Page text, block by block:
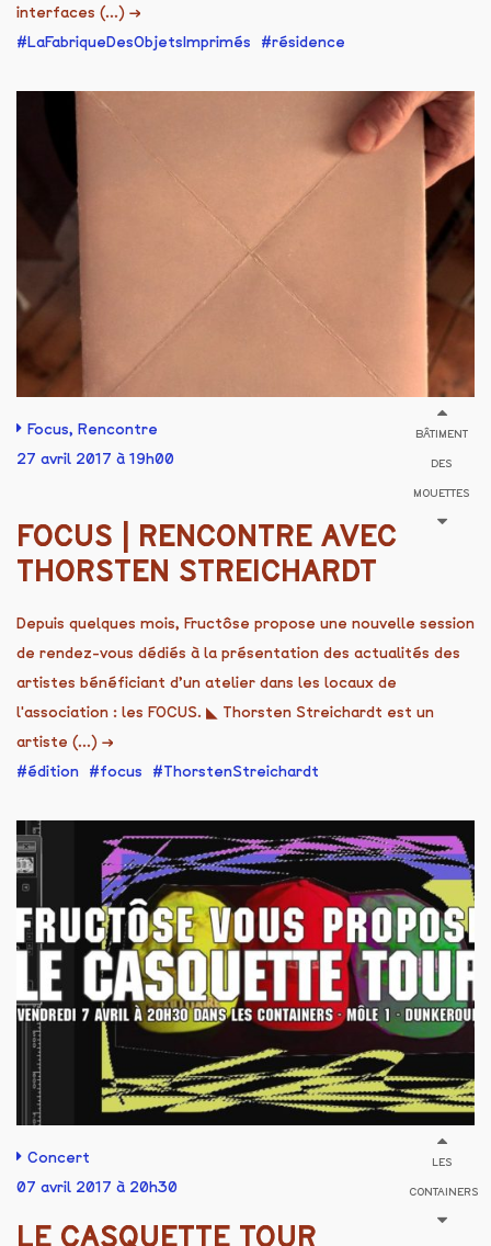
interfaces (...) →
LaFabriqueDesObjetsImprimés
résidence
Focus, Rencontre
27 avril 2017 à 19h00
BÂTIMENT
DES
MOUETTES
FOCUS | RENCONTRE AVEC
THORSTEN STREICHARDT
Depuis quelques mois, Fructôse propose une nouvelle session
de rendez-vous dédiés à la présentation des actualités des
artistes bénéficiant d’un atelier dans les locaux de
l'association : les FOCUS. ◣ Thorsten Streichardt est un
artiste (...) →
édition
focus ThorstenStreichardt
Concert
07 avril 2017 à 20h30
LES
CONTAINERS
LE CASQUETTE TOUR